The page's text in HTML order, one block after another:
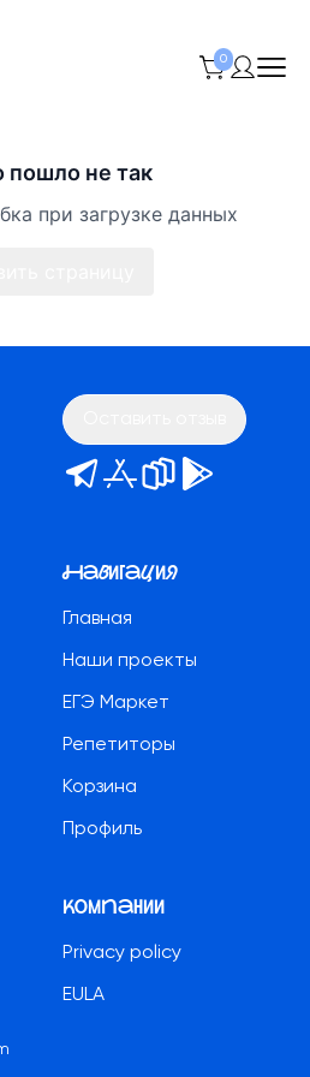
0
пошло не так
при загрузке данных
Навигация
Главная
Наши проекты
ЕГЭ Маркет
Репетиторы
Корзина
Профиль
компании
Privacy policy
EULA